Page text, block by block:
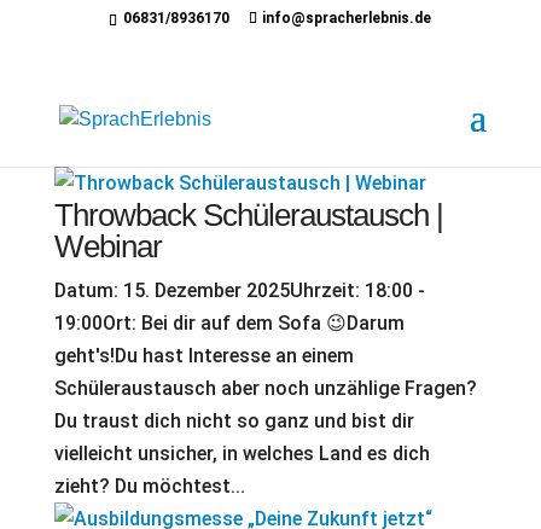
06831/8936170 info@spracherlebnis.de
Throwback Schüleraustausch |
Webinar
Datum: 15. Dezember 2025Uhrzeit: 18:00 -
19:00Ort: Bei dir auf dem Sofa 😉Darum
geht's!Du hast Interesse an einem
Schüleraustausch aber noch unzählige Fragen?
Du traust dich nicht so ganz und bist dir
vielleicht unsicher, in welches Land es dich
zieht? Du möchtest...